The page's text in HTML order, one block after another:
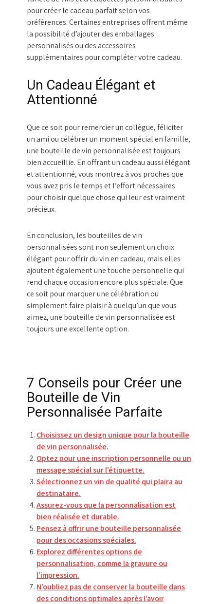
pour créer le cadeau parfait selon vos
préférences. Certaines entreprises offrent même
la possibilité d’ajouter des emballages
personnalisés ou des accessoires
supplémentaires pour compléter votre cadeau.
Un Cadeau Élégant et
Attentionné
Que ce soit pour remercier un collègue, féliciter
un ami ou célébrer un moment spécial en famille,
une bouteille de vin personnalisée est toujours
bien accueillie. En offrant un cadeau aussi élégant
et attentionné, vous montrez à vos proches que
vous avez pris le temps et l’effort nécessaires
pour choisir quelque chose qui leur est vraiment
précieux.
En conclusion, les bouteilles de vin
personnalisées sont non seulement un choix
élégant pour offrir du vin en cadeau, mais elles
ajoutent également une touche personnelle qui
rend chaque occasion encore plus spéciale. Que
ce soit pour marquer une célébration ou
simplement faire plaisir à quelqu’un que vous
aimez, une bouteille de vin personnalisée est
toujours une excellente option.
7 Conseils pour Créer une
Bouteille de Vin
Personnalisée Parfaite
Choisissez un design unique pour la bouteille
de vin personnalisée.
Optez pour une inscription personnelle ou un
message spécial sur l’étiquette.
Sélectionnez un vin de qualité qui plaira au
destinataire.
Assurez-vous que la personnalisation est
bien réalisée et durable.
Pensez à offrir une bouteille personnalisée
pour des occasions spéciales.
Explorez différentes options de
personnalisation, comme la gravure ou
l’impression.
N’oubliez pas de conserver la bouteille dans
des conditions optimales après l’avoir